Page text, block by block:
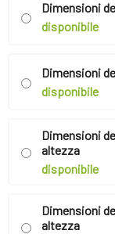
Dimensioni
disponibile
Dimensioni
disponibile
Dimensioni
altezza
disponibile
Dimensioni
altezza